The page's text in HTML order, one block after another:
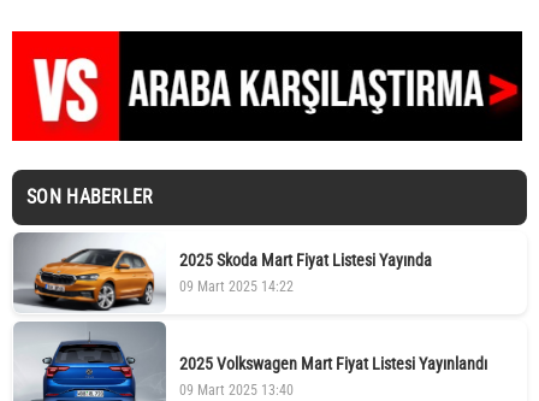
SON HABERLER
2025 Skoda Mart Fiyat Listesi Yayında
09 Mart 2025 14:22
2025 Volkswagen Mart Fiyat Listesi Yayınlandı
09 Mart 2025 13:40